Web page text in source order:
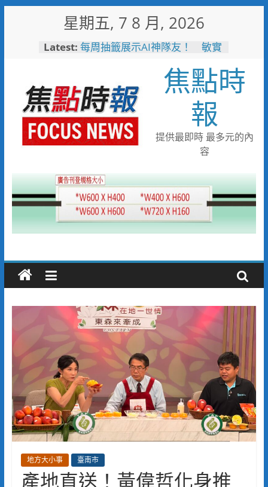
星期五, 7 8 月, 2026
Latest: 每周抽籤展示AI神隊友！ 敏實
短影音行銷是什麼？2026 平台
比較、優缺點與電商變現全攻略
曾國城、王心凌、Roland 私下
也愛的深夜台味！傳承一甲子
「東引小吃店」外客都朝聖的國
際級小吃
戰火無情約旦母女護照卡關 移
白海豚逼近！台電鳳山區處提前
部署 1911、APP通報方式一
次看
焦點時
報
提供最即時 最多元的內
容
地方大小事 臺南市
產地直送！黃偉哲化身推